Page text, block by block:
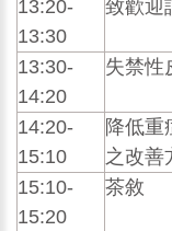
13:20-
13:30
致歡迎
13:30-
14:20
失禁性
14:20-
15:10
降低重
之改善
15:10-
15:20
茶敘